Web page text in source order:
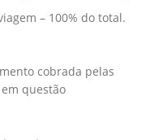
– 100% do total.
cobrada pelas
questão